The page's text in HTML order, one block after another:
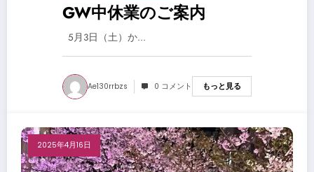
GW中休業のご案内
5月3日（土）か…
Ae130rrbzs 0 コメント もっと見る
2025年4月16日